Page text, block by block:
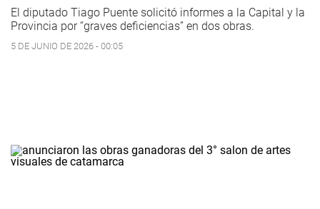
El diputado Tiago Puente solicitó informes a la Capital y la
Provincia por “graves deficiencias” en dos obras.
5 DE JUNIO DE 2026 - 00:05